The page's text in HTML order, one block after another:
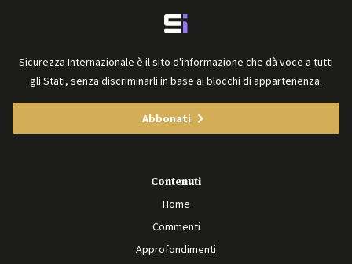
Sicurezza Internazionale è il sito d'informazione che dà voce a tutti
gli Stati, senza discriminarli in base ai blocchi di appartenenza.
Abbonati
Contenuti
Home
Commenti
Approfondimenti